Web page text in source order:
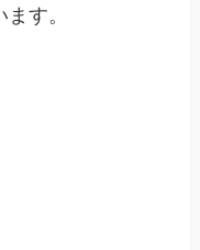
す。